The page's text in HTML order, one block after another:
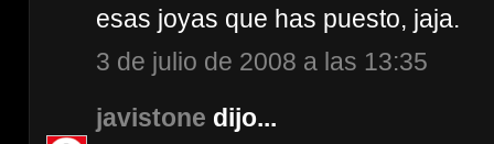
esas joyas que has puesto, jaja.
3 de julio de 2008 a las 13:35
javistone dijo...